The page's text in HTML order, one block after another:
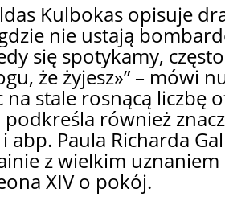
Kulbokas opisuje
nie ustają
się spotykamy,
że żyjesz»” – mówi
na stale rosnącą liczbę
podkreśla również
abp. Paula Richarda
z wielkim
XIV o pokój.